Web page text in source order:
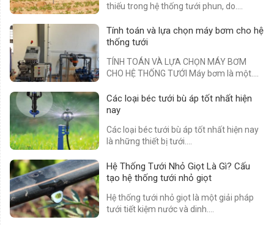
thiếu trong hệ thống tưới phun, do....
Tính toán và lựa chọn máy bơm cho hệ
thống tưới
TÍNH TOÁN VÀ LỰA CHỌN MÁY BƠM
CHO HỆ THỐNG TƯỚI Máy bơm là một....
Các loại béc tưới bù áp tốt nhất hiện
nay
Các loại béc tưới bù áp tốt nhất hiện nay
là những thiết bị tưới....
Hệ Thống Tưới Nhỏ Giọt Là Gì? Cấu
tạo hệ thống tưới nhỏ giọt
Hệ thống tưới nhỏ giọt là một giải pháp
tưới tiết kiệm nước và dinh....